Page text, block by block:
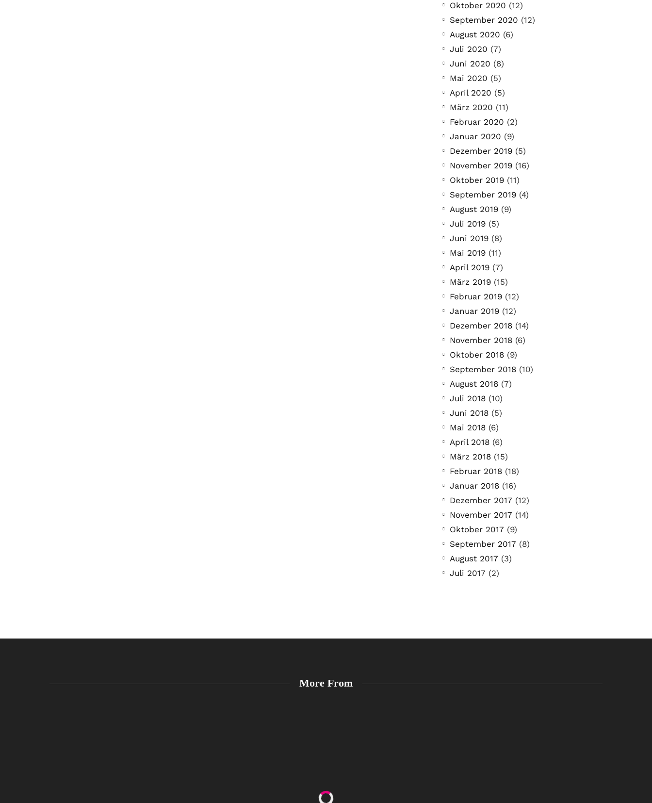
Oktober 2020 (12)
September 2020 (12)
August 2020 (6)
Juli 2020 (7)
Juni 2020 (8)
Mai 2020 (5)
April 2020 (5)
März 2020 (11)
Februar 2020 (2)
Januar 2020 (9)
Dezember 2019 (5)
November 2019 (16)
Oktober 2019 (11)
September 2019 (4)
August 2019 (9)
Juli 2019 (5)
Juni 2019 (8)
Mai 2019 (11)
April 2019 (7)
März 2019 (15)
Februar 2019 (12)
Januar 2019 (12)
Dezember 2018 (14)
November 2018 (6)
Oktober 2018 (9)
September 2018 (10)
August 2018 (7)
Juli 2018 (10)
Juni 2018 (5)
Mai 2018 (6)
April 2018 (6)
März 2018 (15)
Februar 2018 (18)
Januar 2018 (16)
Dezember 2017 (12)
November 2017 (14)
Oktober 2017 (9)
September 2017 (8)
August 2017 (3)
Juli 2017 (2)
More From